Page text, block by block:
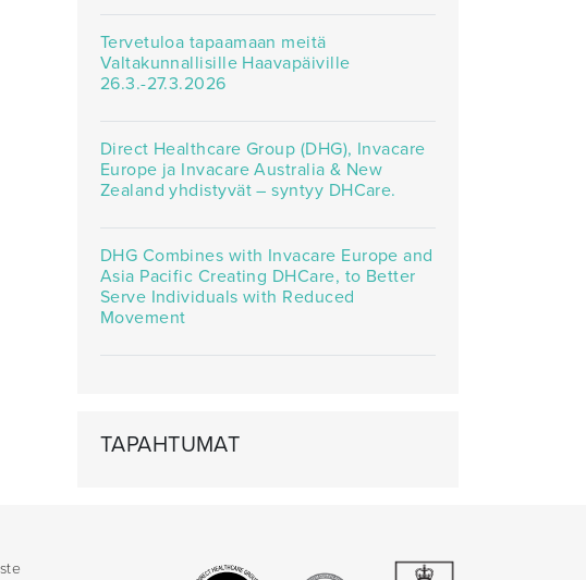
Tervetuloa tapaamaan meitä
Valtakunnallisille Haavapäiville
26.3.-27.3.2026
Direct Healthcare Group (DHG), Invacare
Europe ja Invacare Australia & New
Zealand yhdistyvät – syntyy DHCare.
DHG Combines with Invacare Europe and
Asia Pacific Creating DHCare, to Better
Serve Individuals with Reduced
Movement
TAPAHTUMAT